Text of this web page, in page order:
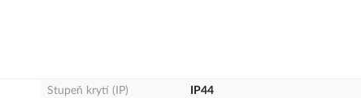
Stupeň krytí (IP)
IP44